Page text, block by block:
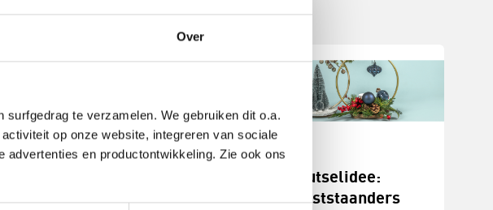
Over
te verzamelen. We gebruiken dit o.a.
op onze website, integreren van sociale
advertenties en productontwikkeling. Zie ook ons
maken
Knutselidee:
kerststaanders